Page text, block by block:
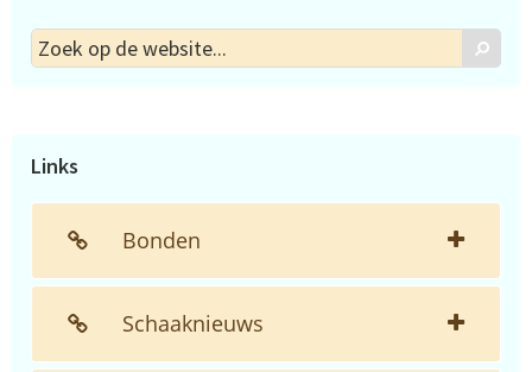
Zoek
op
Zoek
Links
Bonden
Schaaknieuws